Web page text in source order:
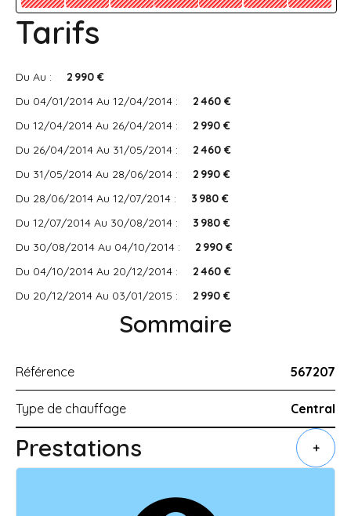
Tarifs
Du Au :
2 990 €
Du 04/01/2014 Au 12/04/2014 :
2 460 €
Du 12/04/2014 Au 26/04/2014 :
2 990 €
Du 26/04/2014 Au 31/05/2014 :
2 460 €
Du 31/05/2014 Au 28/06/2014 :
2 990 €
Du 28/06/2014 Au 12/07/2014 :
3 980 €
Du 12/07/2014 Au 30/08/2014 :
3 980 €
Du 30/08/2014 Au 04/10/2014 :
2 990 €
Du 04/10/2014 Au 20/12/2014 :
2 460 €
Du 20/12/2014 Au 03/01/2015 :
2 990 €
Sommaire
Référence 567207
Type de chauffage Central
Prestations +